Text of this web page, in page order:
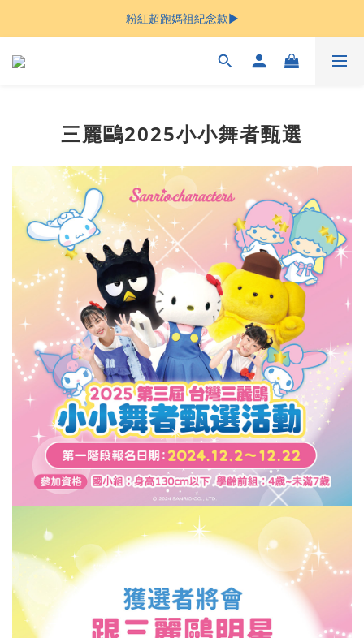
母親節限時優惠 ▶︎ 好禮滿額贈
粉紅超跑媽祖紀念款▶︎
母親節限時優惠 ▶︎ 好禮滿額贈
三麗鷗2025小小舞者甄選